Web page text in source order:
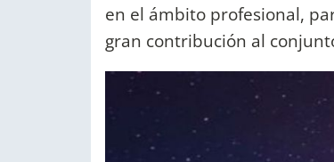
en el ámbito profesional,
gran contribución al